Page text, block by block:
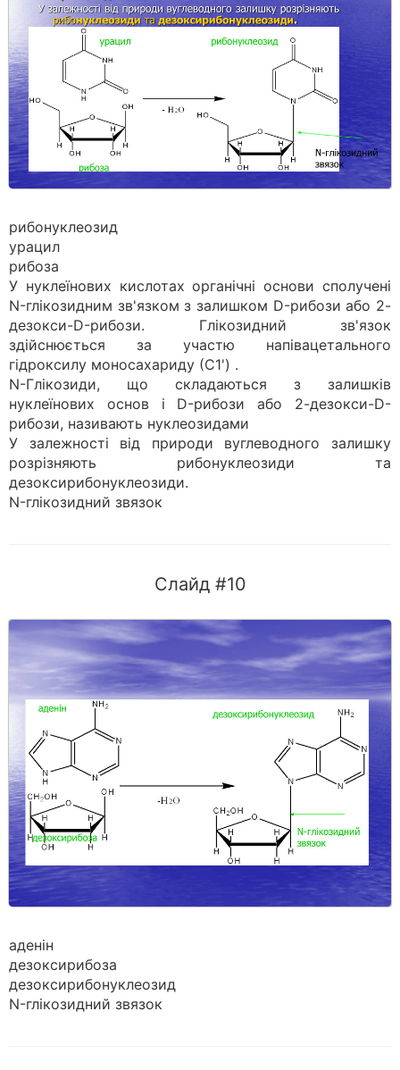
рибонуклеозид
урацил
рибоза
У нуклеїнових кислотах органічні основи сполучені
N-глікозидним зв'язком з залишком D-рибози або 2-
дезокси-D-рибози. Глікозидний зв'язок
здійснюється за участю напівацетального
гідроксилу моносахариду (С1') .
N-Глікозиди, що складаються з залишків
нуклеїнових основ і D-рибози або 2-дезокси-D-
рибози, називають нуклеозидами
У залежності від природи вуглеводного залишку
розрізняють рибонуклеозиди та
дезоксирибонуклеозиди.
N-глікозидний звязок
Слайд #10
аденін
дезоксирибоза
дезоксирибонуклеозид
N-глікозидний звязок